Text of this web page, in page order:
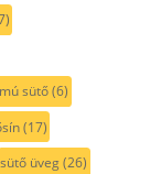
sütő(6)
(17)
sütő üveg(26)